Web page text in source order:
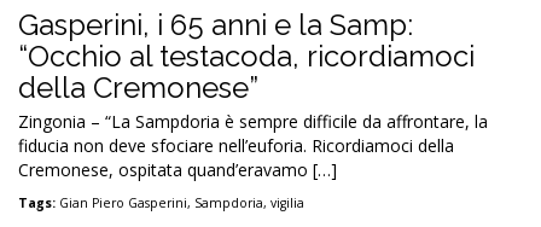
Gasperini, i 65 anni e la Samp:
“Occhio al testacoda, ricordiamoci
della Cremonese”
Zingonia – “La Sampdoria è sempre difficile da affrontare, la
fiducia non deve sfociare nell’euforia. Ricordiamoci della
Cremonese, ospitata quand’eravamo […]
Tags: Gian Piero Gasperini, Sampdoria, vigilia